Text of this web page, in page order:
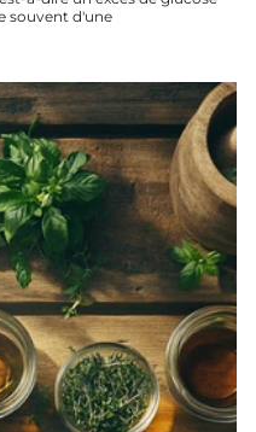
souvent d'une